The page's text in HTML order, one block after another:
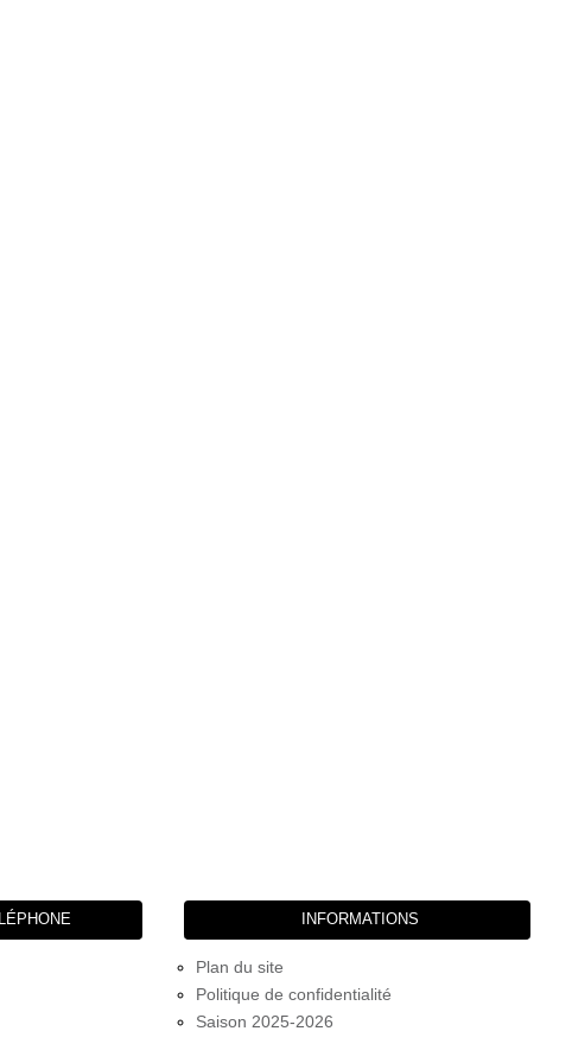
INFORMATIONS
Plan du site
Politique de confidentialité
Saison 2025-2026